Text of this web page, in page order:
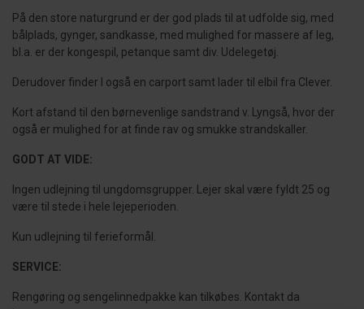
På den store naturgrund er der god plads til at udfolde sig, med
bålplads, gynger, sandkasse, med mulighed for massere af leg,
bl.a. er der kongespil, petanque samt div. Udelegetøj.
Derudover finder I også en carport samt lader til elbil fra Clever.
Kort afstand til den børnevenlige sandstrand v. Lyngså, hvor der
også er mulighed for at finde rav og smukke strandskaller.
GODT AT VIDE:
Ingen udlejning til ungdomsgrupper. Lejer skal være fyldt 25 og
være til stede i hele lejeperioden.
Kun udlejning til ferieformål.
SERVICE:
Rengøring og sengelinnedpakke kan tilkøbes. Kontakt da